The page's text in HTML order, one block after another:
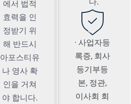
에서 법적
효력을 인
정받기 위
해 반드시
아포스티유
나 영사 확
인을 거쳐
야 합니다.
다.
· 사업자등
록증, 회사
등기부등
본, 정관,
이사회 회